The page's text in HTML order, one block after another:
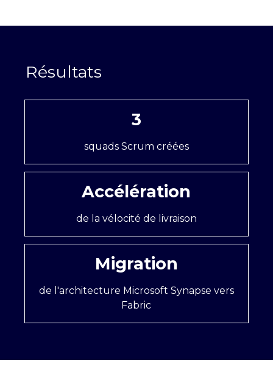
3
squads Scrum créées
Accélération
de la vélocité de livraison
Migration
de l'architecture Microsoft Synapse vers
Fabric